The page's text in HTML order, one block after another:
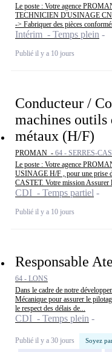
Le poste : Votre agence
TECHNICIEN D'USINAGE CN
-> Fabriquer des pièces
Intérim - Temps plein
Publié il y a 10 jours
Conducteur /
machines outils
métaux (H/F)
PROMAN - 64 - SERRES-
Le poste : Votre agence
USINAGE H/F , pour une prise
CASTET. Votre mission Assurer
CDI - Temps partiel
Publié il y a 10 jours
Responsable
64 - LONS
Dans le cadre de notre
Mécanique pour assurer le
le respect des délais de...
CDI - Temps plein
Publié il y a 30 jours Soyez